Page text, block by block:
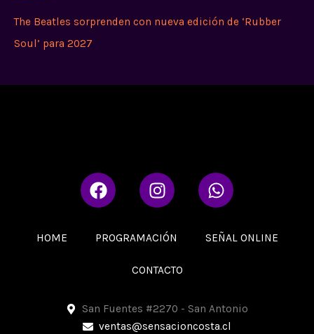
The Beatles sorprenden con nueva edición de ‘Rubber
Soul’ para 2027
F
a
e
k
I
n
t
g
a
m
W
h
t
p
HOME PROGRAMACIÓN SEÑAL ONLINE
CONTACTO
San Fuentes #2270 - San Antonio
ventas@sensacioncosta.cl